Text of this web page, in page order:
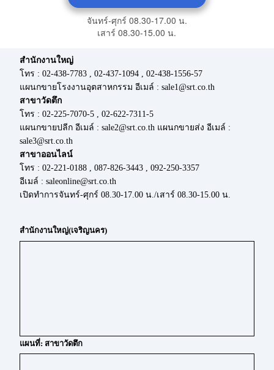
จันทร์-ศุกร์ 08.30-17.00 น.
เสาร์ 08.30-15.00 น.
สำนักงานใหญ่
โทร : 02-438-7783 , 02-437-1094 , 02-438-1556-57
แผนกขายโรงงานอุตสาหกรรม อีเมล์ : sale1@srt.co.th
สาขาวัดตึก
โทร : 02-225-7070-5 , 02-622-7311-5
แผนกขายปลีก อีเมล์ : sale2@srt.co.th แผนกขายส่ง อีเมล์ :
sale3@srt.co.th
สาขาออนไลน์
โทร : 02-221-0188 , 087-826-3443 , 092-250-3357
อีเมล์ : saleonline@srt.co.th
เปิดทำการจันทร์-ศุกร์ 08.30-17.00 น./เสาร์ 08.30-15.00 น.
สำนักงานใหญ่(เจริญนคร)
แผนที่: สาขาวัดตึก